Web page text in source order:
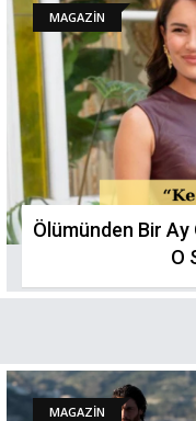
MAGAZİN
Ölümünden Bir
O
MAGAZİN